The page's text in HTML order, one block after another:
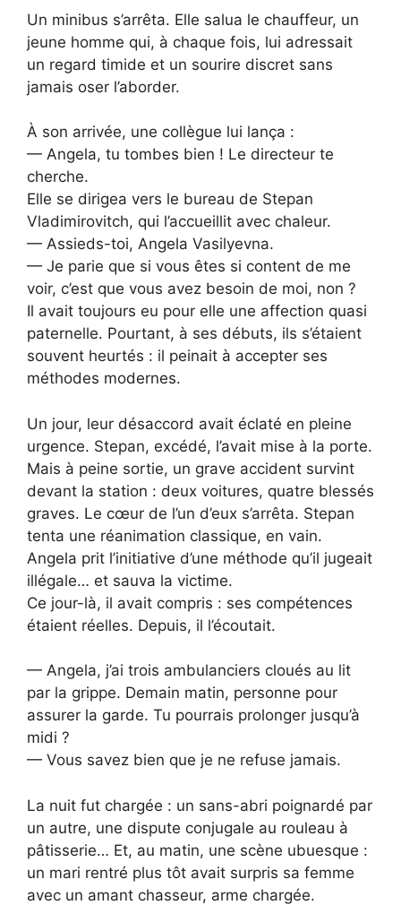
Un minibus s’arrêta. Elle salua le chauffeur, un
jeune homme qui, à chaque fois, lui adressait
un regard timide et un sourire discret sans
jamais oser l’aborder.
À son arrivée, une collègue lui lança :
— Angela, tu tombes bien ! Le directeur te
cherche.
Elle se dirigea vers le bureau de Stepan
Vladimirovitch, qui l’accueillit avec chaleur.
— Assieds-toi, Angela Vasilyevna.
— Je parie que si vous êtes si content de me
voir, c’est que vous avez besoin de moi, non ?
Il avait toujours eu pour elle une affection quasi
paternelle. Pourtant, à ses débuts, ils s’étaient
souvent heurtés : il peinait à accepter ses
méthodes modernes.
Un jour, leur désaccord avait éclaté en pleine
urgence. Stepan, excédé, l’avait mise à la porte.
Mais à peine sortie, un grave accident survint
devant la station : deux voitures, quatre blessés
graves. Le cœur de l’un d’eux s’arrêta. Stepan
tenta une réanimation classique, en vain.
Angela prit l’initiative d’une méthode qu’il jugeait
illégale… et sauva la victime.
Ce jour-là, il avait compris : ses compétences
étaient réelles. Depuis, il l’écoutait.
— Angela, j’ai trois ambulanciers cloués au lit
par la grippe. Demain matin, personne pour
assurer la garde. Tu pourrais prolonger jusqu’à
midi ?
— Vous savez bien que je ne refuse jamais.
La nuit fut chargée : un sans-abri poignardé par
un autre, une dispute conjugale au rouleau à
pâtisserie… Et, au matin, une scène ubuesque :
un mari rentré plus tôt avait surpris sa femme
avec un amant chasseur, arme chargée.